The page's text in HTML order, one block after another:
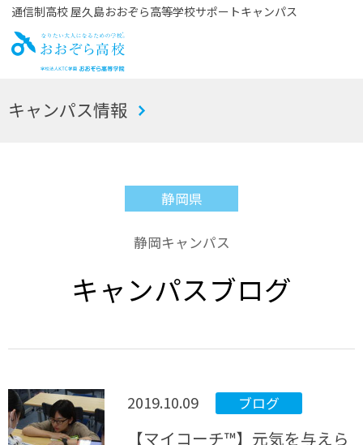
通信制高校 屋久島おおぞら高等学校サポートキャンパス
お
キャンパス情報
静岡県
静岡キャンパス
キャンパスブログ
2019.10.09 ブログ
【マイコーチ™】元気を与えら